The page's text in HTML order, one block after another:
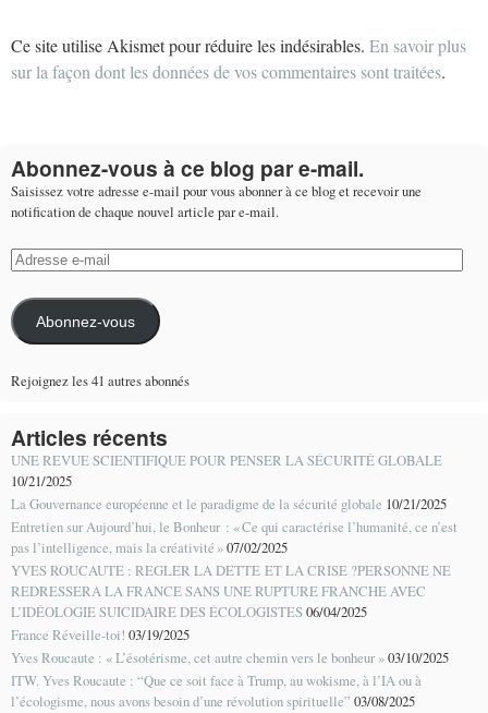
Ce site utilise Akismet pour réduire les indésirables. En savoir plus
sur la façon dont les données de vos commentaires sont traitées.
Abonnez-vous à ce blog par e-mail.
Saisissez votre adresse e-mail pour vous abonner à ce blog et recevoir une
notification de chaque nouvel article par e-mail.
Adresse
e-
mail
Abonnez-vous
Rejoignez les 41 autres abonnés
Articles récents
UNE REVUE SCIENTIFIQUE POUR PENSER LA SÉCURITÉ GLOBALE
10/21/2025
La Gouvernance européenne et le paradigme de la sécurité globale 10/21/2025
Entretien sur Aujourd’hui, le Bonheur : « Ce qui caractérise l’humanité, ce n’est
pas l’intelligence, mais la créativité »07/02/2025
YVES ROUCAUTE : REGLER LA DETTE ET LA CRISE ?PERSONNE NE
REDRESSERA LA FRANCE SANS UNE RUPTURE FRANCHE AVEC
L’IDÉOLOGIE SUICIDAIRE DES ÉCOLOGISTES06/04/2025
France Réveille-toi! 03/19/2025
Yves Roucaute : « L’ésotérisme, cet autre chemin vers le bonheur »03/10/2025
ITW. Yves Roucaute : “Que ce soit face à Trump, au wokisme, à l’IA ou à
l’écologisme, nous avons besoin d’une révolution spirituelle” 03/08/2025